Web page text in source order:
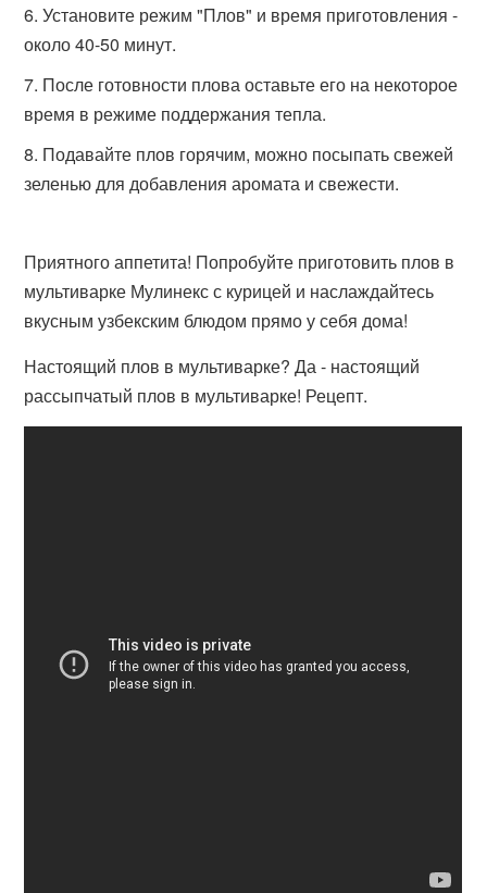
Установите режим "Плов" и время приготовления -
около 40-50 минут.
После готовности плова оставьте его на некоторое
время в режиме поддержания тепла.
Подавайте плов горячим, можно посыпать свежей
зеленью для добавления аромата и свежести.
Приятного аппетита! Попробуйте приготовить плов в
мультиварке Мулинекс с курицей и наслаждайтесь
вкусным узбекским блюдом прямо у себя дома!
Настоящий плов в мультиварке? Да - настоящий
рассыпчатый плов в мультиварке! Рецепт.